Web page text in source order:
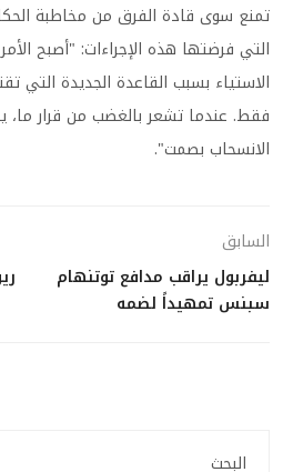
تمنع سوى قادة الفرق من مخاطبة
التي فرضتها هذه الإجراءات: "أصبح
الاستياء بسبب القاعدة الجديدة التي
فقط. عندما تشعر بالغضب من قرار ما،
الانسحاب بصمت".
السابق
ليفربول يراقب مدافع توتنهام
سبنس تمهيداً لضمه